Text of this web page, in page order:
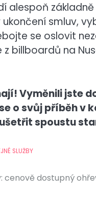
alespoň
ukončení smluv,
se oslovit
billboardů na
Vyměnili jste
o svůj příběh v
spoustu
SLUŽBY
dostupný